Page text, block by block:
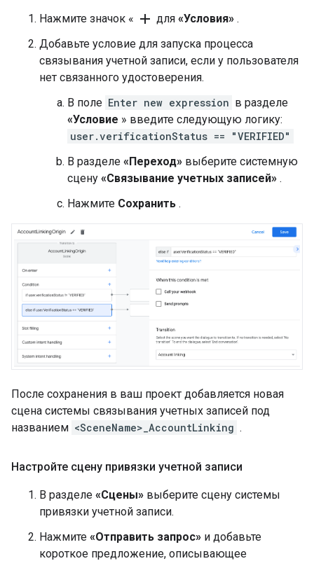
Нажмите значок « add для «Условия» .
Добавьте условие для запуска процесса
связывания учетной записи, если у пользователя
нет связанного удостоверения.
В поле Enter new expression в разделе
«Условие » введите следующую логику:
user.verificationStatus == "VERIFIED"
В разделе «Переход» выберите системную
сцену «Связывание учетных записей» .
Нажмите Сохранить .
После сохранения в ваш проект добавляется новая
сцена системы связывания учетных записей под
названием <SceneName>_AccountLinking .
Настройте сцену привязки учетной записи
В разделе «Сцены» выберите сцену системы
привязки учетной записи.
Нажмите «Отправить запрос» и добавьте
короткое предложение, описывающее